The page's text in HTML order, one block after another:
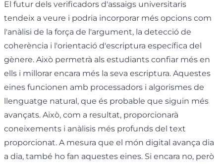
El futur dels verificadors d'assaigs universitaris
tendeix a veure i podria incorporar més opcions com
l'anàlisi de la força de l'argument, la detecció de
coherència i l'orientació d'escriptura específica del
gènere. Això permetrà als estudiants confiar més en
ells i millorar encara més la seva escriptura. Aquestes
eines funcionen amb processadors i algorismes de
llenguatge natural, que és probable que siguin més
avançats. Això, com a resultat, proporcionarà
coneixements i anàlisis més profunds del text
proporcionat. A mesura que el món digital avança dia
a dia, també ho fan aquestes eines. Si encara no, però